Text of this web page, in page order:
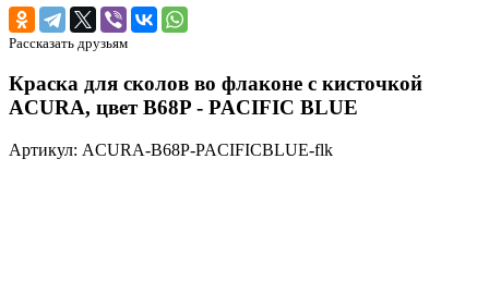
Рассказать друзьям
Краска для сколов во флаконе с кисточкой
ACURA, цвет B68P - PACIFIC BLUE
Артикул: ACURA-B68P-PACIFICBLUE-flk